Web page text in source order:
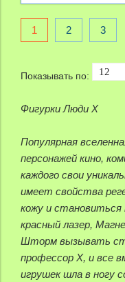
1 2 3
Показывать по:
Фигурки Люди X
Популярная
персонажей кино,
каждого свои
имеет свойства
кожу и становиться
красный лазер,
Шторм вызывать
профессор X, и все
игрушек шла в ногу